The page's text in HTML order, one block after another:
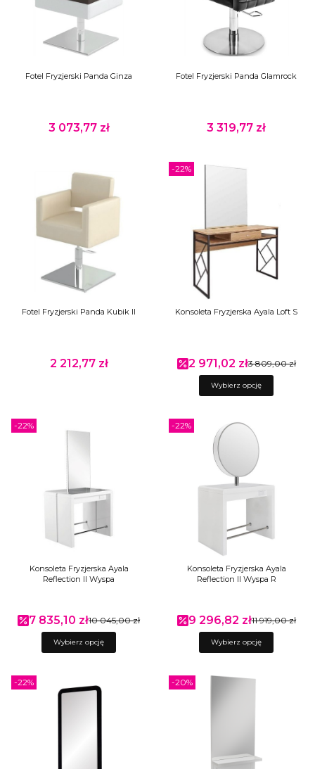
Fotel Fryzjerski Panda Ginza
Cena
3 073,77 zł
Fotel Fryzjerski Panda Glamrock
Cena
3 319,77 zł
Fotel Fryzjerski Panda Kubik II
Cena
2 212,77 zł
Konsoleta Fryzjerska Ayala Loft S
Cena promocyjna
2 971,02 zł3 809,00 zł
-22%
Wybierz opcję
Konsoleta Fryzjerska Ayala
Reflection II Wyspa
Cena promocyjna
7 835,10 zł10 045,00 zł
-22%
Wybierz opcję
Konsoleta Fryzjerska Ayala
Reflection II Wyspa R
Cena promocyjna
9 296,82 zł11 919,00 zł
-22%
Wybierz opcję
-22% -20%